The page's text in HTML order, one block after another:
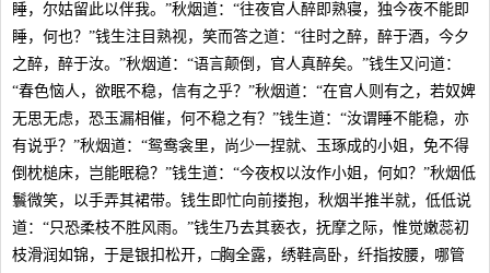
睡，尔姑留此以伴我。”秋烟道：“往夜官人醉即熟寝，独今夜不能即
睡，何也？”钱生注目熟视，笑而答之道：“往时之醉，醉于酒，今夕
之醉，醉于汝。”秋烟道：“语言颠倒，官人真醉矣。”钱生又问道：
“春色恼人，欲眠不稳，信有之乎？”秋烟道：“在官人则有之，若奴婢
无思无虑，恐玉漏相催，何不稳之有？”钱生道：“汝谓睡不能稳，亦
有说乎？”秋烟道：“鸳鸯衾里，尚少一捏就、玉琢成的小姐，免不得
倒枕槌床，岂能眠稳？”钱生道：“今夜权以汝作小姐，何如？”秋烟低
鬟微笑，以手弄其裙带。钱生即忙向前搂抱，秋烟半推半就，低低说
道：“只恐柔枝不胜风雨。”钱生乃去其亵衣，抚摩之际，惟觉嫩蕊初
枝滑润如锦，于是银扣松开，□胸全露，绣鞋高卧，纤指按腰，哪管